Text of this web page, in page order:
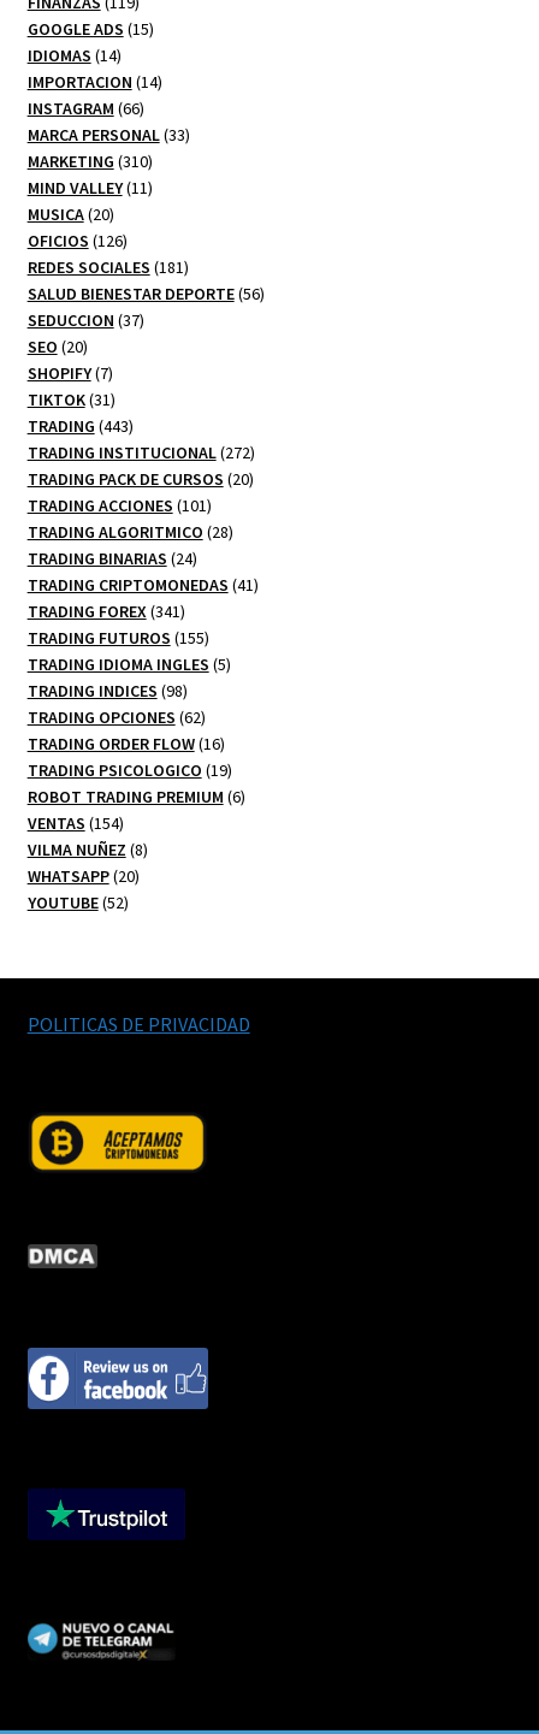
productos
GOOGLE ADS 1515
IDIOMAS 1414
productos
IMPORTACION 1414
INSTAGRAM 6666
productos
MARCA PERSONAL 3333
MARKETING 310310
productos
MIND VALLEY 1111
MUSICA 2020
productos
OFICIOS 126126
productos
REDES SOCIALES 181181
productos
SALUD BIENESTAR DEPORTE 5656
SEDUCCION 3737
SEO 2020
productos
SHOPIFY 77
productos
TIKTOK 3131
productos
TRADING 443443
productos
TRADING INSTITUCIONAL 272272
productos
TRADING PACK DE CURSOS 2020
TRADING ACCIONES 101101
productos
TRADING ALGORITMICO 2828
TRADING BINARIAS 2424
productos
TRADING CRIPTOMONEDAS 4141
TRADING FOREX 341341
productos
TRADING FUTUROS 155155
productos
TRADING IDIOMA INGLES 55
TRADING INDICES 9898
productos
TRADING OPCIONES 6262
productos
TRADING ORDER FLOW 1616
productos
TRADING PSICOLOGICO 1919
productos
ROBOT TRADING PREMIUM 66
VENTAS 154154
productos
VILMA NUÑEZ 88
WHATSAPP 2020
YOUTUBE 5252
POLITICAS DE PRIVACIDAD